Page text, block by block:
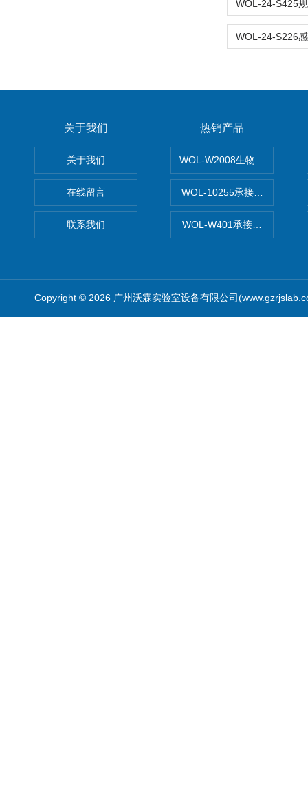
关于我们
关于我们
在线留言
联系我们
热销产品
WOL-W2008生物制药GMP
WOL-10255承接清远电子
WOL-W401承接食品QS认
Copyright © 2026 广州沃霖实验室设备有限公司